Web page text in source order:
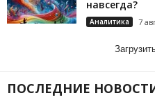
навсегда?
Аналитика 7
ПОСЛЕДНИЕ